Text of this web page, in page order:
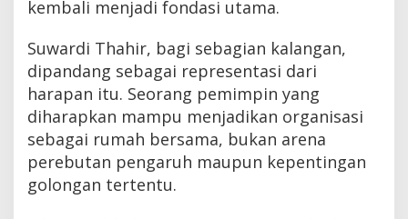
kembali menjadi fondasi utama.
Suwardi Thahir, bagi sebagian kalangan,
dipandang sebagai representasi dari
harapan itu. Seorang pemimpin yang
diharapkan mampu menjadikan organisasi
sebagai rumah bersama, bukan arena
perebutan pengaruh maupun kepentingan
golongan tertentu.